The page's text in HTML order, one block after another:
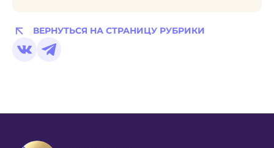
ВЕРНУТЬСЯ НА СТРАНИЦУ РУБРИКИ